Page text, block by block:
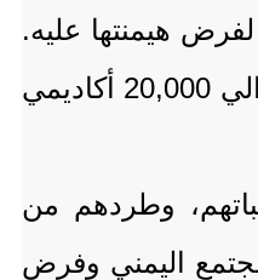
هيمنتها عليه.
ووفقًا لتقديرات الأمم المتحدة، تم اغتيال أكثر من 500 عالم وأكاديمي عراقي بين عامي 2003 و2013، كما غادر حوالي 20,000 أكاديمي
وطردهم من
اليمني وفرض